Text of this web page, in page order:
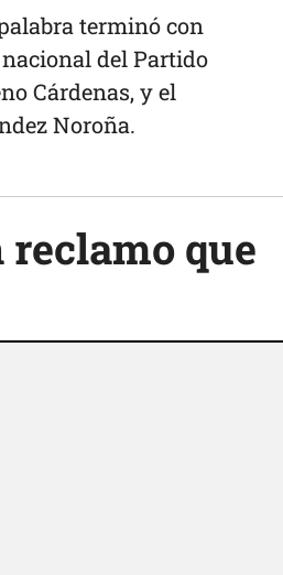
terminó con
del Partido
Cárdenas, y el
Noroña.
que